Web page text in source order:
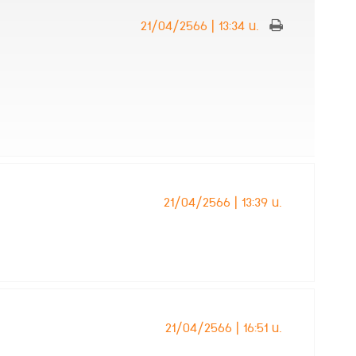
21/04/2566 | 13:34 น.
21/04/2566 | 13:39 น.
21/04/2566 | 16:51 น.